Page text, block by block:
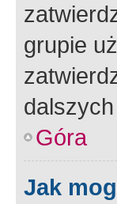
grupie
Góra
Jak